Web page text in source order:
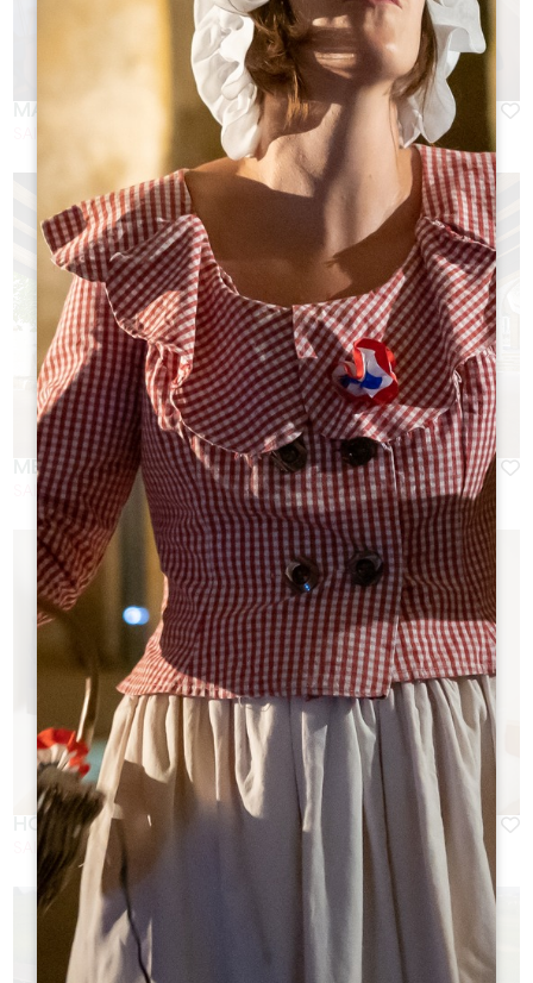
MERLOT
SAINT-EMILION
HÔTEL 4 ÉTOILES AU COEUR DE LA CITÉ
SAINT-EMILION